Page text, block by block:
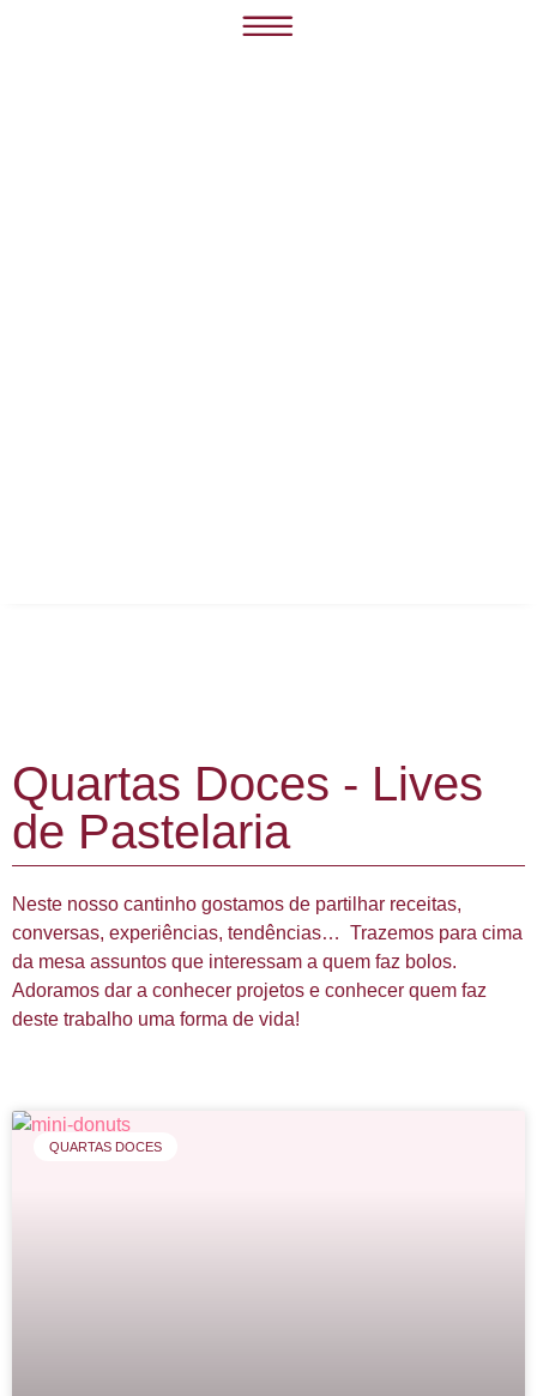
Quartas Doces - Lives
de Pastelaria
Neste nosso cantinho gostamos de partilhar receitas,
conversas, experiências, tendências… Trazemos para cima
da mesa assuntos que interessam a quem faz bolos.
Adoramos dar a conhecer projetos e conhecer quem faz
deste trabalho uma forma de vida!
QUARTAS DOCES